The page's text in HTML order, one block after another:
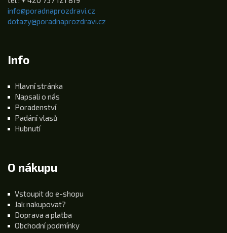
info@poradnaprozdravi.cz
dotazy@poradnaprozdravi.cz
Info
Hlavní stránka
Napsali o nás
Poradenství
Padání vlasů
Hubnutí
O nákupu
Vstoupit do e-shopu
Jak nakupovat?
Doprava a platba
Obchodní podmínky